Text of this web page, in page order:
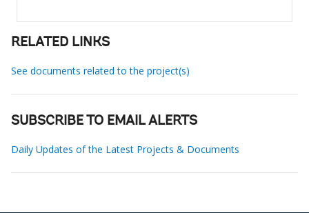
RELATED LINKS
See documents related to the project(s)
SUBSCRIBE TO EMAIL ALERTS
Daily Updates of the Latest Projects & Documents